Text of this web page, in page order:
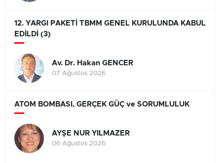
12. YARGI PAKETİ TBMM GENEL KURULUNDA KABUL
EDİLDİ (3)
Av. Dr. Hakan GENCER
07 Ağustos 2026
ATOM BOMBASI, GERÇEK GÜÇ ve SORUMLULUK
AYŞE NUR YILMAZER
06 Ağustos 2026